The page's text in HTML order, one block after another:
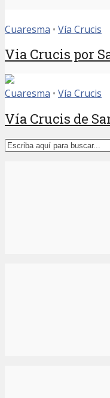
Cuaresma • Vía Crucis
Via Crucis por
Cuaresma • Vía Crucis
Vía Crucis de